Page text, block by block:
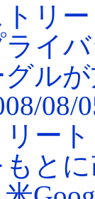
トリ
イ
グル
08/
リー
もと